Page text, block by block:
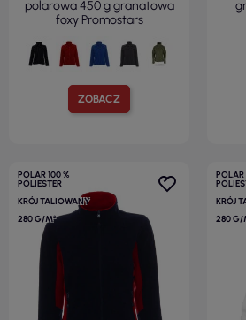
ZOBACZ
polarowa 450 g granatowa
foxy Promostars
POLAR 100 %
POLIESTER
KRÓJ TALIOWANY
280 G/M²
POLAR
KRÓJ
280 G/